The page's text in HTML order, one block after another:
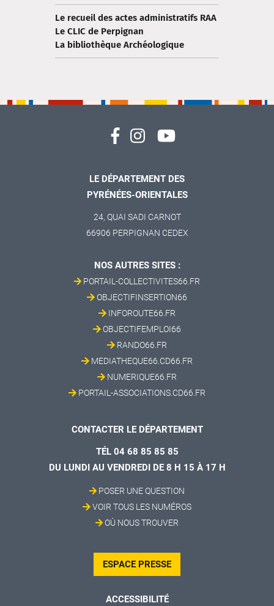
Le recueil des actes administratifs RAA
Le CLIC de Perpignan
La bibliothèque Archéologique
LE DÉPARTEMENT DES
PYRÉNÉES-ORIENTALES
24, QUAI SADI CARNOT
66906 PERPIGNAN CEDEX
NOS AUTRES SITES :
PORTAIL-COLLECTIVITES66.FR
OBJECTIFINSERTION66
INFOROUTE66.FR
OBJECTIFEMPLOI66
RANDO66.FR
MEDIATHEQUE66.CD66.FR
NUMERIQUE66.FR
PORTAIL-ASSOCIATIONS.CD66.FR
CONTACTER LE DÉPARTEMENT
TÉL 04 68 85 85 85
DU LUNDI AU VENDREDI DE 8 H 15 À 17 H
POSER UNE QUESTION
VOIR TOUS LES NUMÉROS
OÙ NOUS TROUVER
ESPACE PRESSE
ACCESSIBILITÉ